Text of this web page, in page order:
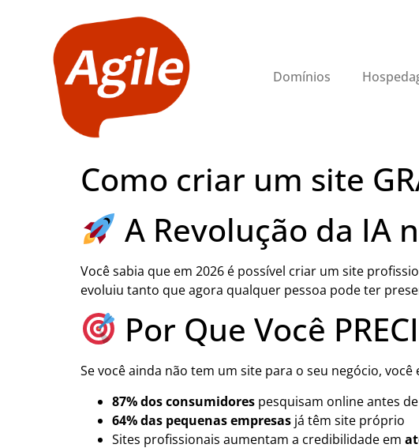
Domínios
Como criar um site
A Revolução da IA
Você sabia que em 2026 é possível criar um site
evoluiu tanto que agora qualquer pessoa pode ter
Por Que Você
Se você ainda não tem um site para o seu negócio,
87% dos consumidores pesquisam online antes
64% das pequenas empresas já têm site próprio
Sites profissionais aumentam a credibilidade em